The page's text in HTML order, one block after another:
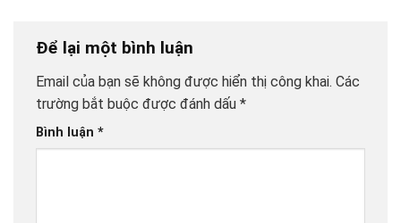
Để lại một bình luận
Email của bạn sẽ không được hiển thị công khai. Các
trường bắt buộc được đánh dấu *
Bình luận *